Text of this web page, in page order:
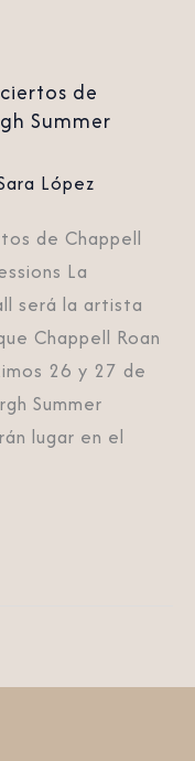
de
Summer
López
de Chappell
La
será la artista
Chappell Roan
26 y 27 de
Summer
lugar en el